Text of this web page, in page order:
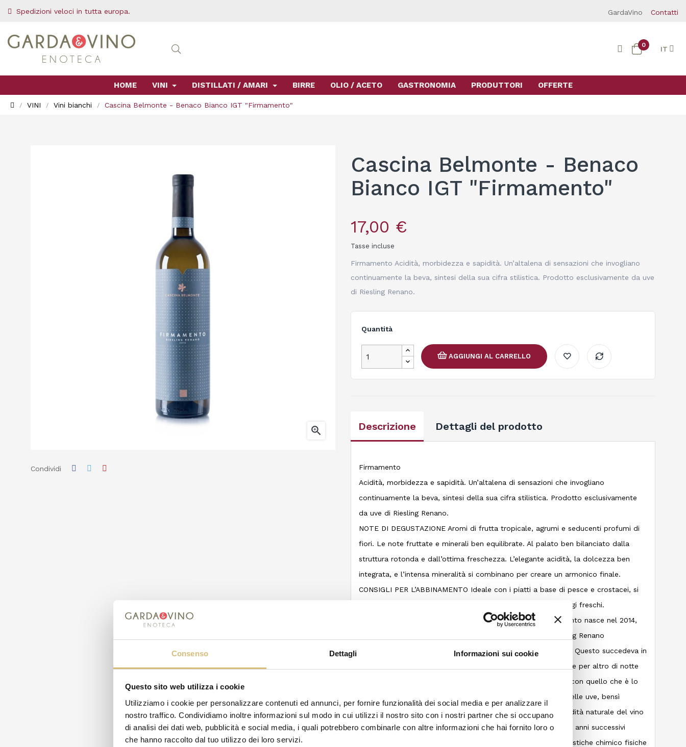
Consenso Dettagli Informazioni sui cookie
Questo sito web utilizza i cookie
Utilizziamo i cookie per personalizzare contenuti ed annunci, per fornire funzionalità dei social media e per analizzare il
nostro traffico. Condividiamo inoltre informazioni sul modo in cui utilizzi il nostro sito con i nostri partner che si occupano
di analisi dei dati web, pubblicità e social media, i quali potrebbero combinarle con altre informazioni che hai fornito loro o
che hanno raccolto dal tuo utilizzo dei loro servizi.
Spedizioni veloci in tutta europa. GardaVino Contatti
0 IT
HOME VINI DISTILLATI / AMARI BIRRE OLIO / ACETO GASTRONOMIA PRODUTTORI OFFERTE
VINI Vini bianchi Cascina Belmonte - Benaco Bianco IGT "Firmamento"

Condividi
Cascina Belmonte - Benaco
Bianco IGT "Firmamento"
17,00 €
Tasse incluse
Firmamento Acidità, morbidezza e sapidità. Un’altalena di sensazioni che invogliano
continuamente la beva, sintesi della sua cifra stilistica. Prodotto esclusivamente da uve
di Riesling Renano.
Quantità
AGGIUNGI AL CARRELLO
Descrizione Dettagli del prodotto
Firmamento
Acidità, morbidezza e sapidità. Un’altalena di sensazioni che invogliano
continuamente la beva, sintesi della sua cifra stilistica. Prodotto esclusivamente
da uve di Riesling Renano.
NOTE DI DEGUSTAZIONE Aromi di frutta tropicale, agrumi e seducenti profumi di
fiori. Le note fruttate e minerali ben equilibrate. Al palato ben bilanciato dalla
struttura rotonda e dall’ottima freschezza. L’elegante acidità, la dolcezza ben
integrata, e l’intensa mineralità si combinano per creare un armonico finale.
CONSIGLI PER L’ABBINAMENTO Ideale con i piatti a base di pesce e crostacei, si
abbina molto bene anche alla cucina vegetariana e ai formaggi freschi.
VINIFICAZIONE, AFFINAMENTO E ALTRE CURIOSITA’ Firmamento nasce nel 2014,
quando, in virtù della fresca estate, raccogliemmo uve Riesling Renano
particolarmente ricche di acidità e con scarso grado alcolico. Questo succedeva in
particolare in un vigneto, il meno soleggiato dell’azienda, dove per altro di notte
migliore è la visione del firmamento. Decidemmo, in sintonia con quello che è lo
spirito aziendale, di non andare a toccare le caratteristiche delle uve, bensì
cercammo di valorizzarne l’essenza. Bilanciammo quindi l’acidità naturale del vino
finito lasciando una frazione di zuccheri non fermentati. Negli anni successivi
abbiamo lavorato in campagna per ottenere uve con caratteristiche chimico fisiche